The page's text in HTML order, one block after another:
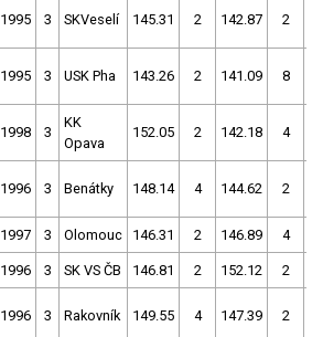
1995 3 SKVeselí 145.31 2 142.87 2
1995 3 USK Pha 143.26 2 141.09 8
1998 3
KK
Opava
152.05 2 142.18 4
1996 3 Benátky 148.14 4 144.62 2
1997 3 Olomouc 146.31 2 146.89 4
1996 3 SK VS ČB 146.81 2 152.12 2
1996 3 Rakovník 149.55 4 147.39 2